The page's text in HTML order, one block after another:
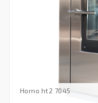
horno ht2 7045